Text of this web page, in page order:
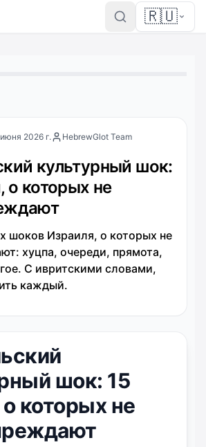
🇷🇺
2026 г. HebrewGlot Team
культурный шок:
о которых не
шоков Израиля, о которых не
хуцпа, очереди, прямота,
С ивритскими словами,
каждый.
шок: 15
которых не